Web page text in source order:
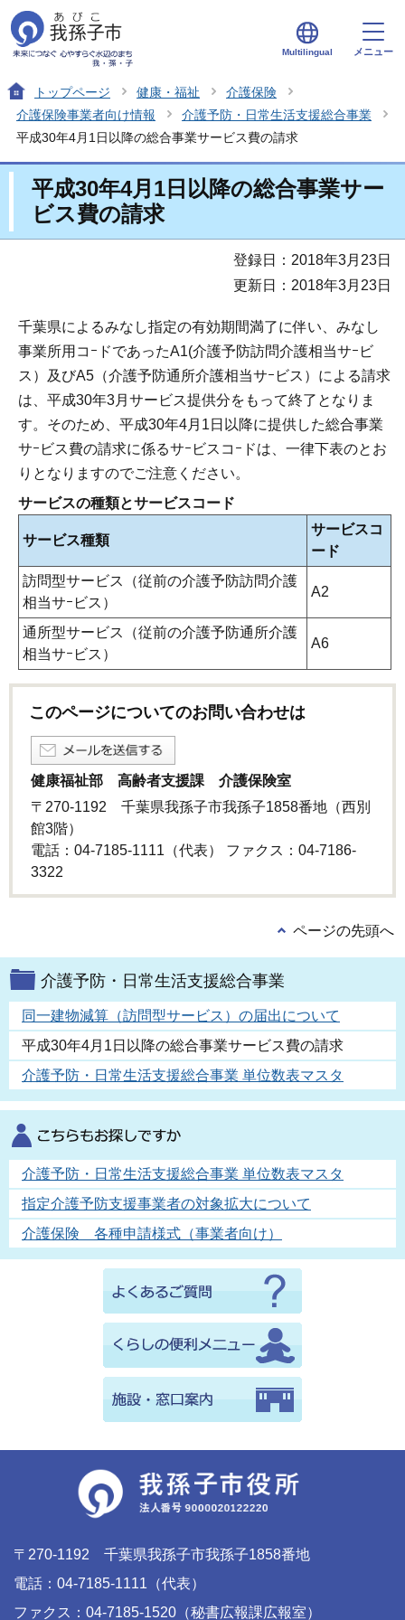
Multilingual メニュー
トップページ 健康・福祉
介護保険
介護保険事業者向け情報
介護予防・日常生活支援総合事業
平成30年4月1日以降の総合事業サービス費の請求
平成30年4月1日以降の総合事業サー
ビス費の請求
登録日：2018年3月23日
更新日：2018年3月23日
千葉県によるみなし指定の有効期間満了に伴い、みなし
事業所用コｰドであったA1(介護予防訪問介護相当サｰビ
ス）及びA5（介護予防通所介護相当サｰビス）による請求
は、平成30年3月サービス提供分をもって終了となりま
す。そのため、平成30年4月1日以降に提供した総合事業
サｰビス費の請求に係るサｰビスコｰドは、一律下表のとお
りとなりますのでご注意ください。
サービスの種類とサービスコード
サービス種類
サービスコ
ード
訪問型サービス（従前の介護予防訪問介護
相当サｰビス）
A2
通所型サービス（従前の介護予防通所介護
相当サｰビス）
A6
このページについてのお問い合わせは
健康福祉部 高齢者支援課 介護保険室
〒270-1192 千葉県我孫子市我孫子1858番地（西別
館3階）
電話：04-7185-1111（代表） ファクス：04-7186-
3322
ページの先頭へ
介護予防・日常生活支援総合事業
同一建物減算（訪問型サービス）の届出について
平成30年4月1日以降の総合事業サービス費の請求
介護予防・日常生活支援総合事業 単位数表マスタ
介護予防・日常生活支援総合事業 単位数表マスタ
指定介護予防支援事業者の対象拡大について
介護保険 各種申請様式（事業者向け）
〒270-1192 千葉県我孫子市我孫子1858番地
電話：04-7185-1111（代表）
ファクス：04-7185-1520（秘書広報課広報室）